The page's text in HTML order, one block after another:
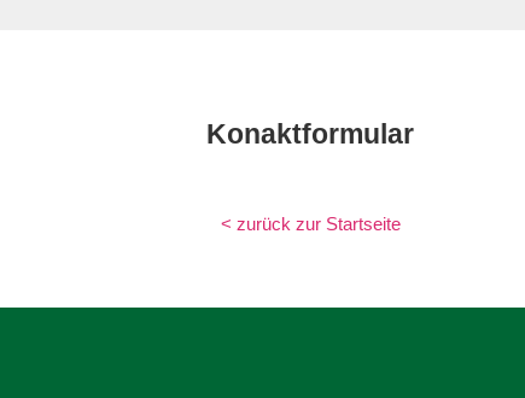
Konaktformular
< zurück zur Startseite